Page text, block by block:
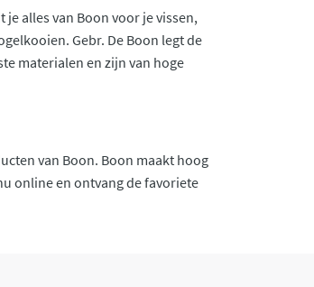
alles van Boon voor je vissen,
Gebr. De Boon legt de
materialen en zijn van hoge
van Boon. Boon maakt hoog
online en ontvang de favoriete